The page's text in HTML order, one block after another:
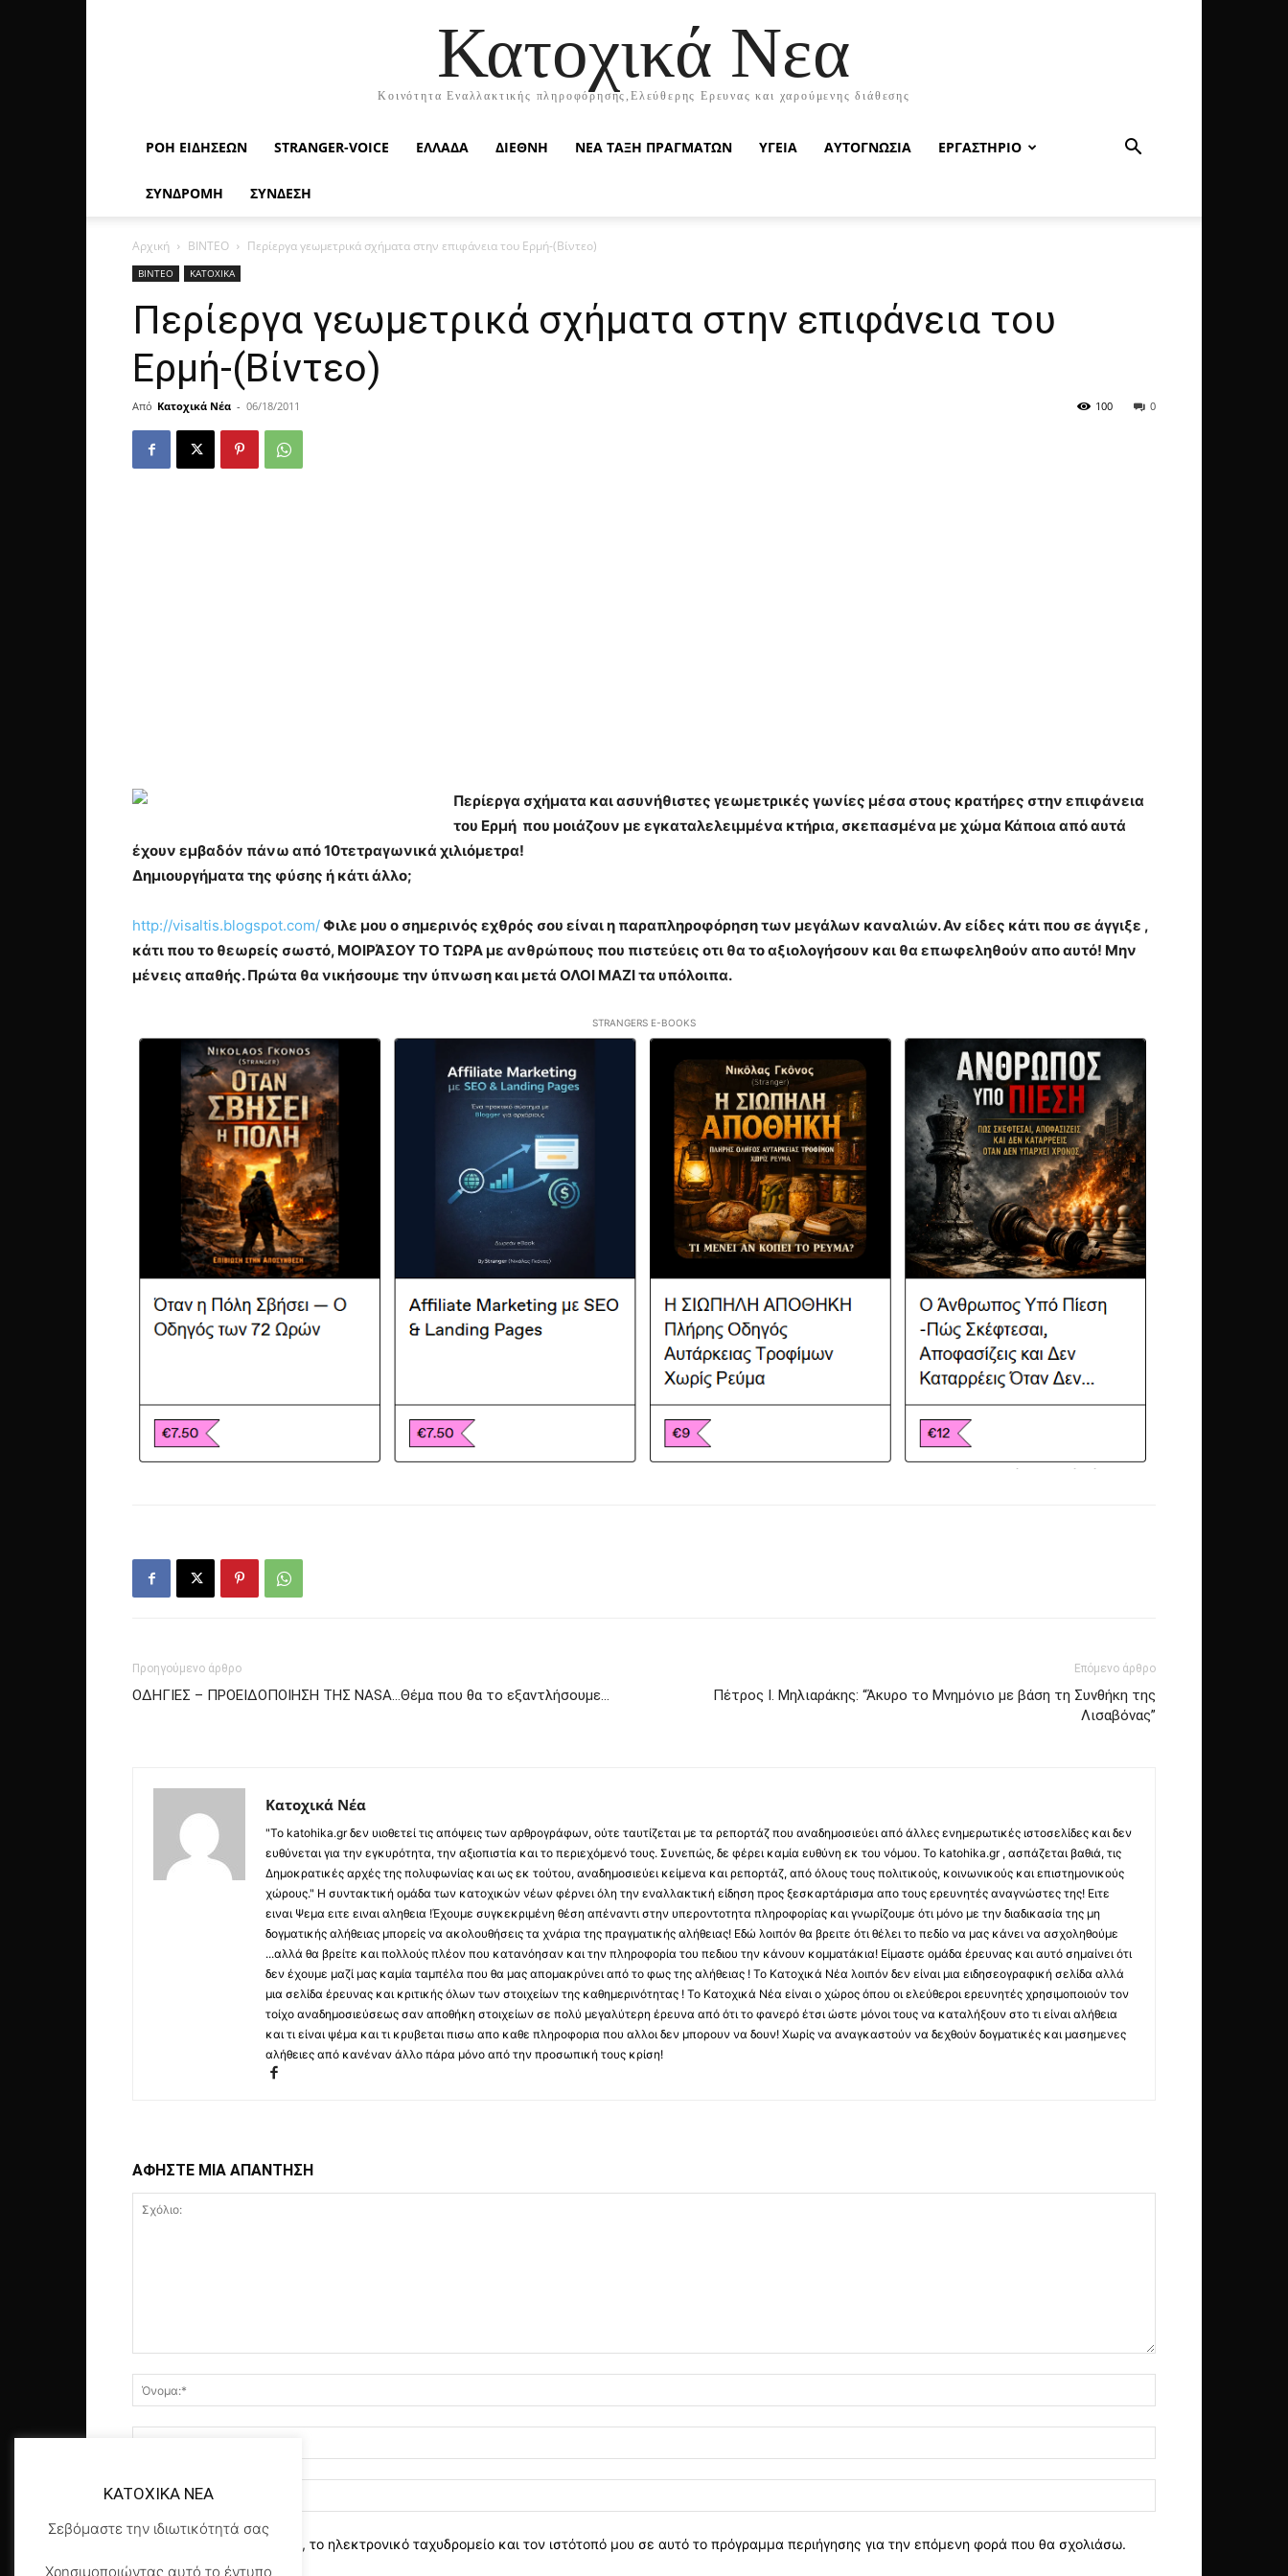
Κατοχικά Νεα
Κοινότητα Εναλλακτικής πληροφόρησης,Ελεύθερης Ερευνας και χαρούμενης διάθεσης
ΡΟΉ ΕΙΔΉΣΕΩΝ STRANGER-VOICE ΕΛΛΑΔΑ ΔΙΕΘΝΗ ΝΕΑ ΤΑΞΗ ΠΡΑΓΜΑΤΩΝ ΥΓΕΙΑ ΑΥΤΟΓΝΩΣΙΑ ΕΡΓΑΣΤΗΡΙΟ
ΣΥΝΔΡΟΜΗ ΣΥΝΔΕΣΗ
Αρχική ΒΙΝΤΕΟ Περίεργα γεωμετρικά σχήματα στην επιφάνεια του Ερμή-(Βίντεο)
ΒΙΝΤΕΟ ΚΑΤΟΧΙΚΑ
Περίεργα γεωμετρικά σχήματα στην επιφάνεια του
Ερμή-(Βίντεο)
Από Κατοχικά Νέα - 06/18/2011 0
100
Περίεργα σχήματα και ασυνήθιστες γεωμετρικές γωνίες μέσα στους κρατήρες στην επιφάνεια
του Ερμή που μοιάζουν με εγκαταλελειμμένα κτήρια, σκεπασμένα με χώμα Κάποια από αυτά
έχουν εμβαδόν πάνω από 10τετραγωνικά χιλιόμετρα!
Δημιουργήματα της φύσης ή κάτι άλλο;
http://visaltis.blogspot.com/ Φιλε μου ο σημερινός εχθρός σου είναι η παραπληροφόρηση των μεγάλων καναλιών. Αν είδες κάτι που σε άγγιξε ,
κάτι που το θεωρείς σωστό, ΜΟΙΡΆΣΟΥ ΤΟ ΤΩΡΑ με ανθρώπους που πιστεύεις οτι θα το αξιολογήσουν και θα επωφεληθούν απο αυτό! Μην
μένεις απαθής. Πρώτα θα νικήσουμε την ύπνωση και μετά ΟΛΟΙ ΜΑΖΙ τα υπόλοιπα.
STRANGERS E-BOOKS
Προηγούμενο άρθρο
ΟΔΗΓΙΕΣ – ΠΡΟΕΙΔΟΠΟΙΗΣΗ ΤΗΣ NASA…Θέμα που θα το εξαντλήσουμε…
Επόμενο άρθρο
Πέτρος Ι. Μηλιαράκης: “Άκυρο το Μνημόνιο με βάση τη Συνθήκη της
Λισαβόνας”
Κατοχικά Νέα
"Το katohika.gr δεν υιοθετεί τις απόψεις των αρθρογράφων, ούτε ταυτίζεται με τα ρεπορτάζ που αναδημοσιεύει από άλλες ενημερωτικές ιστοσελίδες και δεν
ευθύνεται για την εγκυρότητα, την αξιοπιστία και το περιεχόμενό τους. Συνεπώς, δε φέρει καμία ευθύνη εκ του νόμου. Το katohika.gr , ασπάζεται βαθιά, τις
Δημοκρατικές αρχές της πολυφωνίας και ως εκ τούτου, αναδημοσιεύει κείμενα και ρεπορτάζ, από όλους τους πολιτικούς, κοινωνικούς και επιστημονικούς
χώρους." Η συντακτική ομάδα των κατοχικών νέων φέρνει όλη την εναλλακτική είδηση προς ξεσκαρτάρισμα απο τους ερευνητές αναγνώστες της! Ειτε
ειναι Ψεμα ειτε ειναι αληθεια !Έχουμε συγκεκριμένη θέση απέναντι στην υπεροντοτητα πληροφορίας και γνωρίζουμε ότι μόνο με την διαδικασία της μη
δογματικής αλήθειας μπορείς να ακολουθήσεις τα χνάρια της πραγματικής αλήθειας! Εδώ λοιπόν θα βρειτε ότι θέλει το πεδίο να μας κάνει να ασχοληθούμε
...αλλά θα βρείτε και πολλούς πλέον που κατανόησαν και την πληροφορία του πεδιου την κάνουν κομματάκια! Είμαστε ομάδα έρευνας και αυτό σημαίνει ότι
δεν έχουμε μαζί μας καμία ταμπέλα που θα μας απομακρύνει από το φως της αλήθειας ! Το Κατοχικά Νέα λοιπόν δεν είναι μια ειδησεογραφική σελίδα αλλά
μια σελίδα έρευνας και κριτικής όλων των στοιχείων της καθημερινότητας ! Το Κατοχικά Νέα είναι ο χώρος όπου οι ελεύθεροι ερευνητές χρησιμοποιούν τον
τοίχο αναδημοσιεύσεως σαν αποθήκη στοιχείων σε πολύ μεγαλύτερη έρευνα από ότι το φανερό έτσι ώστε μόνοι τους να καταλήξουν στο τι είναι αλήθεια
και τι είναι ψέμα και τι κρυβεται πισω απο καθε πληροφορια που αλλοι δεν μπορουν να δουν! Χωρίς να αναγκαστούν να δεχθούν δογματικές και μασημενες
αλήθειες από κανέναν άλλο πάρα μόνο από την προσωπική τους κρίση!
ΑΦΗΣΤΕ ΜΙΑ ΑΠΑΝΤΗΣΗ
αποθηκεύστε το όνομα, το ηλεκτρονικό ταχυδρομείο και τον ιστότοπό μου σε αυτό το πρόγραμμα περιήγησης για την επόμενη φορά που θα σχολιάσω.
KATOXIKA NEA
Σεβόμαστε την ιδιωτικότητά σας
Χρησιμοποιώντας αυτό το έντυπο